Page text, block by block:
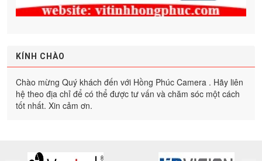
KÍNH CHÀO
Chào mừng Quý khách đến với Hồng Phúc Camera . Hãy liên
hệ theo địa chỉ để có thể được tư vấn và chăm sóc một cách
tốt nhất. Xin cảm ơn.